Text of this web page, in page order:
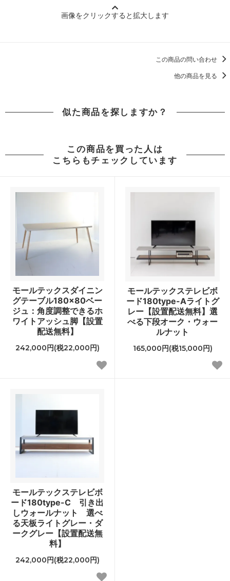
画像をクリックすると拡大します
この商品の問い合わせ
他の商品を見る
似た商品を探しますか？
この商品を買った人は
こちらもチェックしています
モールテックスダイニン
グテーブル180×80ベー
ジュ：角度調整できるホ
ワイトアッシュ脚【設置
配送無料】
242,000円(税22,000円)
モールテックステレビボ
ード180type-Aライトグ
レー【設置配送無料】選
べる下段オーク・ウォー
ルナット
165,000円(税15,000円)
モールテックステレビボ
ード180type-C 引き出
しウォールナット 選べ
る天板ライトグレー・ダ
ークグレー【設置配送無
料】
242,000円(税22,000円)